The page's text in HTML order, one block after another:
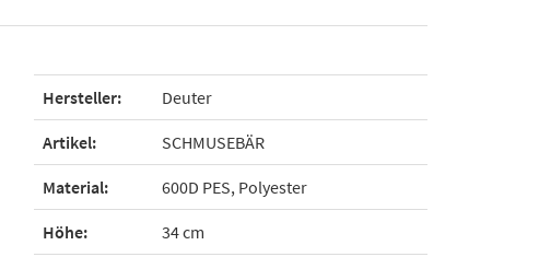
Hersteller: Deuter
Artikel: SCHMUSEBÄR
Material: 600D PES, Polyester
Höhe: 34 cm